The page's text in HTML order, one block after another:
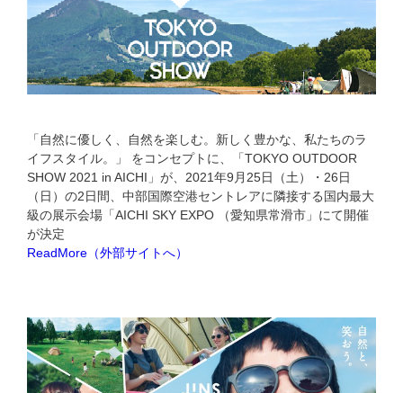
「自然に優しく、自然を楽しむ。新しく豊かな、私たちのラ
イフスタイル。」 をコンセプトに、「TOKYO OUTDOOR
SHOW 2021 in AICHI」が、2021年9月25日（土）・26日
（日）の2日間、中部国際空港セントレアに隣接する国内最大
級の展示会場「AICHI SKY EXPO （愛知県常滑市」にて開催
が決定
ReadMore（外部サイトへ）